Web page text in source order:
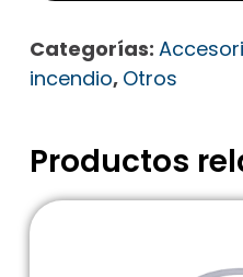
Categorías:
incendio, Otros
Productos